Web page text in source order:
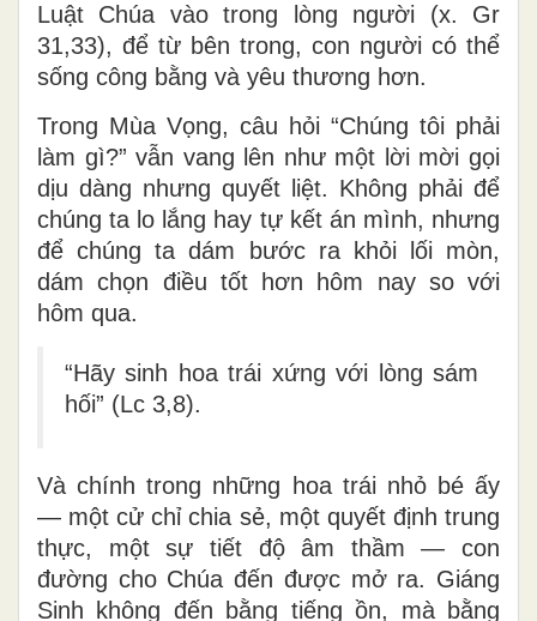
Luật Chúa vào trong lòng người (x. Gr
31,33), để từ bên trong, con người có thể
sống công bằng và yêu thương hơn.
Trong Mùa Vọng, câu hỏi “Chúng tôi phải
làm gì?” vẫn vang lên như một lời mời gọi
dịu dàng nhưng quyết liệt. Không phải để
chúng ta lo lắng hay tự kết án mình, nhưng
để chúng tadám bước ra khỏi lối mòn,
dám chọn điều tốt hơn hôm nay so với
hôm qua.
“Hãy sinh hoa trái xứng với lòng sám
hối” (Lc 3,8).
Và chính trong những hoa trái nhỏ bé ấy
— một cử chỉ chia sẻ, một quyết định trung
thực, một sự tiết độ âm thầm — con
đường cho Chúa đến được mở ra. Giáng
Sinh không đến bằng tiếng ồn, mà bằng